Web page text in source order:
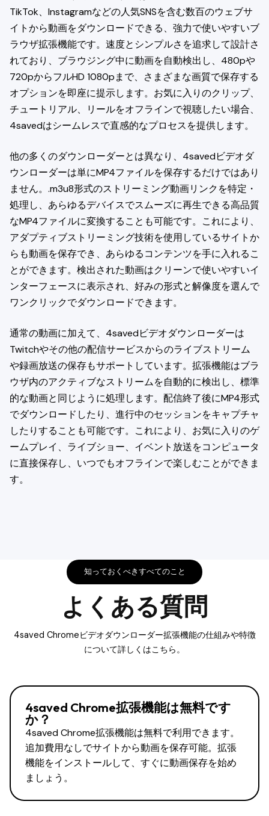
TikTok、Instagramなどの人気SNSを含む数百のウェブサ
イトから動画をダウンロードできる、強力で使いやすいブ
ラウザ拡張機能です。速度とシンプルさを追求して設計さ
れており、ブラウジング中に動画を自動検出し、480pや
720pからフルHD 1080pまで、さまざまな画質で保存する
オプションを即座に提示します。お気に入りのクリップ、
チュートリアル、リールをオフラインで視聴したい場合、
4savedはシームレスで直感的なプロセスを提供します。
他の多くのダウンローダーとは異なり、4savedビデオダ
ウンローダーは単にMP4ファイルを保存するだけではあり
ません。.m3u8形式のストリーミング動画リンクを特定・
処理し、あらゆるデバイスでスムーズに再生できる高品質
なMP4ファイルに変換することも可能です。これにより、
アダプティブストリーミング技術を使用しているサイトか
らも動画を保存でき、あらゆるコンテンツを手に入れるこ
とができます。検出された動画はクリーンで使いやすいイ
ンターフェースに表示され、好みの形式と解像度を選んで
ワンクリックでダウンロードできます。
通常の動画に加えて、4savedビデオダウンローダーは
Twitchやその他の配信サービスからのライブストリーム
や録画放送の保存もサポートしています。拡張機能はブラ
ウザ内のアクティブなストリームを自動的に検出し、標準
的な動画と同じように処理します。配信終了後にMP4形式
でダウンロードしたり、進行中のセッションをキャプチャ
したりすることも可能です。これにより、お気に入りのゲ
ームプレイ、ライブショー、イベント放送をコンピュータ
に直接保存し、いつでもオフラインで楽しむことができま
す。
知っておくべきすべてのこと
よくある質問
4saved Chromeビデオダウンローダー拡張機能の仕組みや特徴
について詳しくはこちら。
4saved Chrome拡張機能は無料です
か？
4saved Chrome拡張機能は無料で利用できます。
追加費用なしでサイトから動画を保存可能。拡張
機能をインストールして、すぐに動画保存を始め
ましょう。